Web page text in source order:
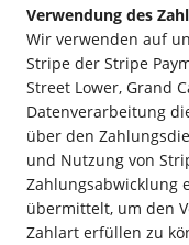
Verwendung des
Wir verwenden auf
Stripe der Stripe
Street Lower, Grand
Datenverarbeitung
über den
und Nutzung von
Zahlungsabwicklung
übermittelt, um den
Zahlart erfüllen zu